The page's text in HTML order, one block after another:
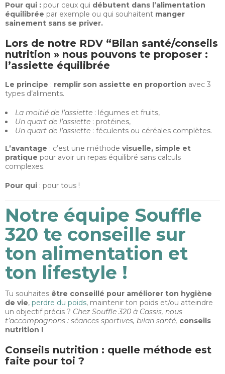
Pour qui : pour ceux qui débutent dans l’alimentation
équilibrée par exemple ou qui souhaitent manger
sainement sans se priver.
Lors de notre RDV “Bilan santé/conseils
nutrition » nous pouvons te proposer :
l’assiette équilibrée
Le principe : remplir son assiette en proportion avec 3
types d’aliments.
La moitié de l’assiette : légumes et fruits,
Un quart de l’assiette : protéines,
Un quart de l’assiette : féculents ou céréales complètes.
L’avantage : c’est une méthode visuelle, simple et
pratique pour avoir un repas équilibré sans calculs
complexes.
Pour qui : pour tous !
Notre équipe Souffle
320 te conseille sur
ton alimentation et
ton lifestyle !
Tu souhaites être conseillé pour améliorer ton hygiène
de vie, perdre du poids, maintenir ton poids et/ou atteindre
un objectif précis ? Chez Souffle 320 à Cassis, nous
t’accompagnons : séances sportives, bilan santé, conseils
nutrition !
Conseils nutrition : quelle méthode est
faite pour toi ?